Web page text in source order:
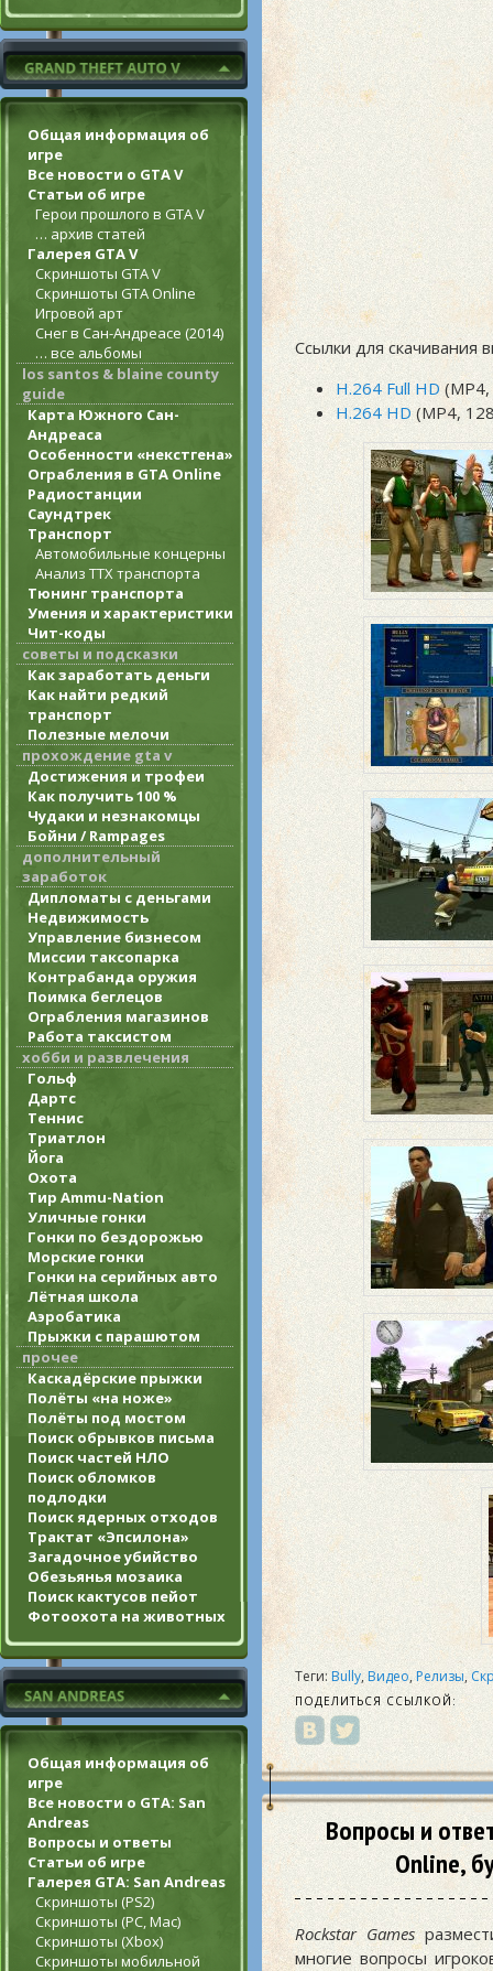
Общая информация об
игре
Все новости о GTA V
Статьи об игре
Герои прошлого в GTA V
… архив статей
Галерея GTA V
Скриншоты GTA V
Скриншоты GTA Online
Игровой арт
Снег в Сан-Андреасе (2014)
… все альбомы
los santos & blaine county
guide
Карта Южного Сан-
Андреаса
Особенности «некстгена»
Ограбления в GTA Online
Радиостанции
Саундтрек
Транспорт
Автомобильные концерны
Анализ ТТХ транспорта
Тюнинг транспорта
Умения и характеристики
Чит-коды
советы и подсказки
Как заработать деньги
Как найти редкий
транспорт
Полезные мелочи
прохождение gta v
Достижения и трофеи
Как получить 100 %
Чудаки и незнакомцы
Бойни / Rampages
дополнительный
заработок
Дипломаты с деньгами
Недвижимость
Управление бизнесом
Миссии таксопарка
Контрабанда оружия
Поимка беглецов
Ограбления магазинов
Работа таксистом
хобби и развлечения
Гольф
Дартс
Теннис
Триатлон
Йога
Охота
Тир Ammu-Nation
Уличные гонки
Гонки по бездорожью
Морские гонки
Гонки на серийных авто
Лётная школа
Аэробатика
Прыжки с парашютом
прочее
Каскадёрские прыжки
Полёты «на ноже»
Полёты под мостом
Поиск обрывков письма
Поиск частей НЛО
Поиск обломков
подлодки
Поиск ядерных отходов
Трактат «Эпсилона»
Загадочное убийство
Обезьянья мозаика
Поиск кактусов пейот
Фотоохота на животных
Общая информация об
игре
Все новости о GTA: San
Andreas
Вопросы и ответы
Статьи об игре
Галерея GTA: San Andreas
Скриншоты (PS2)
Скриншоты (PC, Mac)
Скриншоты (Xbox)
Скриншоты мобильной
Ссылки для скачивания
H.264 Full HD
H.264 HD (MP4,
Теги: Bully,Видео,Релизы,
ПОДЕЛИТЬСЯ ССЫЛКОЙ:
Вопросы и
Online,
Rockstar Games
многие вопросы